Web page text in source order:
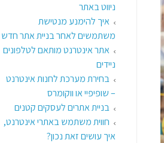
ניווט באתר
איך להימנע מנטישת
משתמשים לאחר בניית אתר חדש
אתר אינטרנט מותאם לטלפונים
ניידים
בחירת מערכת לחנות אינטרנט
– שופיפיי או ווקומרס
בניית אתרים לעסקים קטנים
חווית משתמש באתרי אינטרנט,
איך עושים זאת נכון?